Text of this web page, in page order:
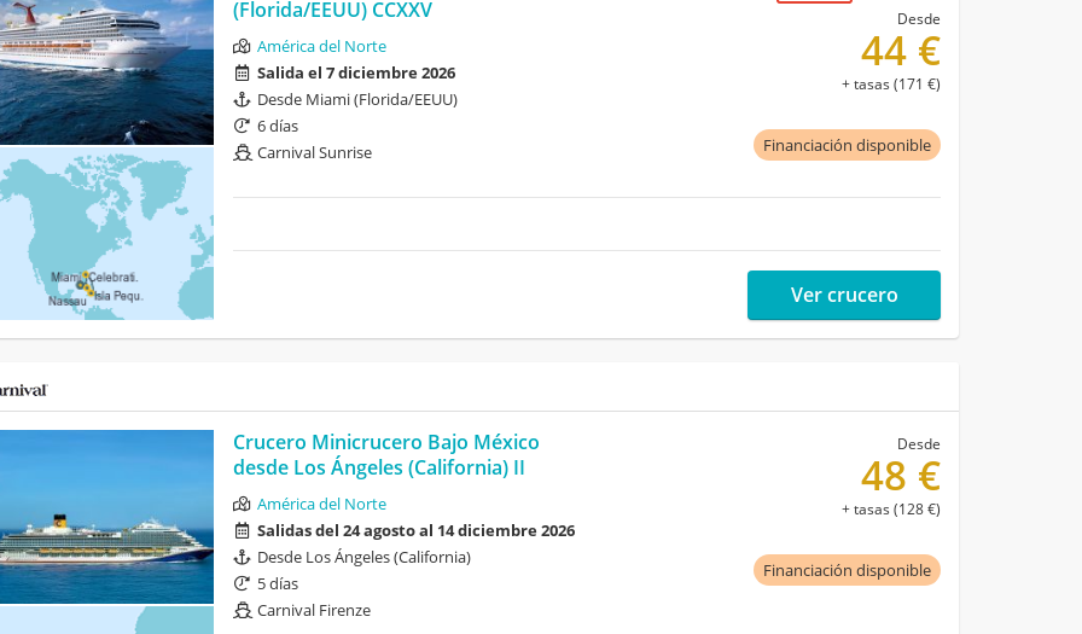
(Florida/EEUU) CCXXV
América del Norte
Salida el 7 diciembre 2026
Desde Miami (Florida/EEUU)
6 días
Carnival Sunrise
Financiación disponible
Desde
44 €
+ tasas (171 €)
Ver crucero
Crucero Minicrucero Bajo México
desde Los Ángeles (California) II
América del Norte
Salidas del 24 agosto al 14 diciembre 2026
Desde Los Ángeles (California)
5 días
Carnival Firenze
Financiación disponible
Desde
48 €
+ tasas (128 €)